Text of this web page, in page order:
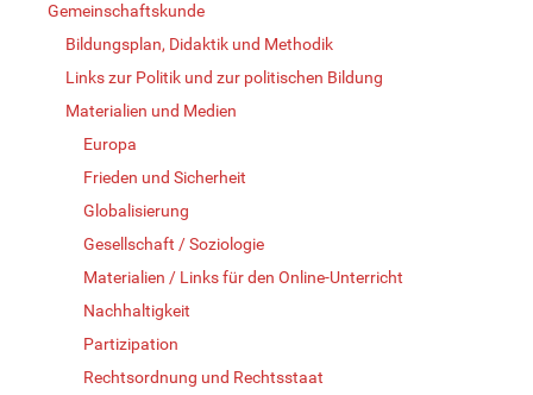
Gemeinschaftskunde
Bildungsplan, Didaktik und Methodik
Links zur Politik und zur politischen Bildung
Materialien und Medien
Europa
Frieden und Sicherheit
Globalisierung
Gesellschaft / Soziologie
Materialien / Links für den Online-Unterricht
Nachhaltigkeit
Partizipation
Rechtsordnung und Rechtsstaat